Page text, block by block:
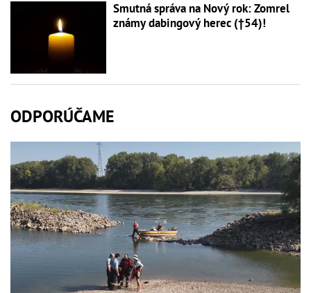
Smutná správa na Nový rok: Zomrel
známy dabingový herec (†54)!
ODPORÚČAME